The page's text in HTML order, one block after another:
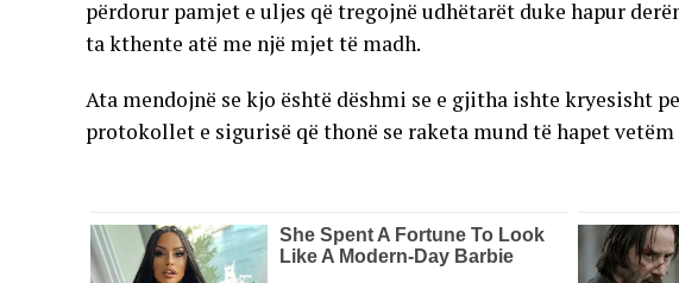
përdorur pamjet e uljes që tregojnë udhëtarët duke hapur
ta kthente atë me një mjet të madh.
Ata mendojnë se kjo është dëshmi se e gjitha ishte kryesisht
protokollet e sigurisë që thonë se raketa mund të hapet vetëm